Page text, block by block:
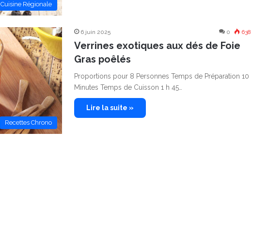
Cuisine Régionale
Recettes Chrono
6 juin 2025 0 638
Verrines exotiques aux dés de Foie
Gras poêlés
Proportions pour 8 Personnes Temps de Préparation 10
Minutes Temps de Cuisson 1 h 45…
Lire la suite »